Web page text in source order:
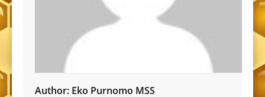
Author: Eko Purnomo MSS